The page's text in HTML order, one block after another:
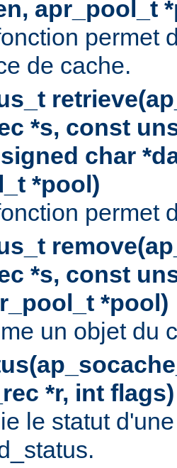
apr_pool_t
permet
de cache.
*s, const
char
*pool)
permet
*s, const
*pool)
un objet du
*r, int flags)
le statut